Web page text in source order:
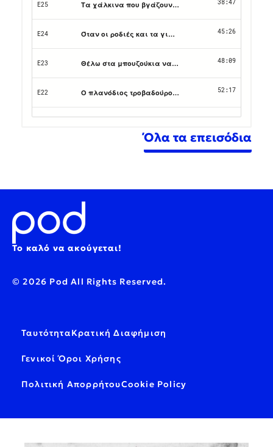
Όλα τα επεισόδια
Το καλό να ακούγεται!
© 2026 Pod All Rights Reserved.
ΤαυτότηταΚρατική Διαφήμιση
Γενικοί Όροι Χρήσης
Πολιτική ΑπορρήτουCookie Policy